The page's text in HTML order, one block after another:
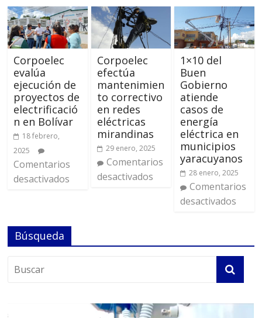
Corpoelec
evalúa
ejecución de
proyectos de
electrificació
n en Bolívar
18 febrero,
2025
Comentarios
desactivados
Corpoelec
efectúa
mantenimien
to correctivo
en redes
eléctricas
mirandinas
29 enero, 2025
Comentarios
desactivados
1×10 del
Buen
Gobierno
atiende
casos de
energía
eléctrica en
municipios
yaracuyanos
28 enero, 2025
Comentarios
desactivados
Búsqueda